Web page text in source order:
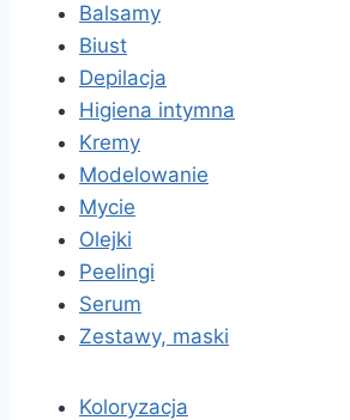
Balsamy
Biust
Depilacja
Higiena intymna
Kremy
Modelowanie
Mycie
Olejki
Peelingi
Serum
Zestawy, maski
Koloryzacja